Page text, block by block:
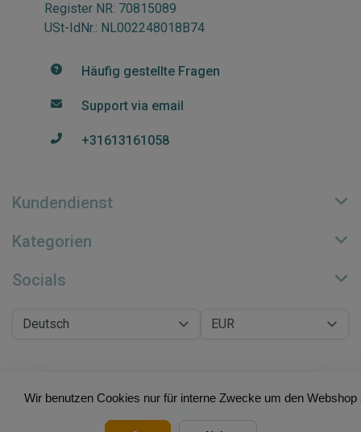
Wir benutzen Cookies nur für interne Zwecke um den
Register NR: 70815089
USt-IdNr.: NL002248018B74
Häufig gestellte Fragen
Support via email
+31613161058
Kundendienst
Kategorien
Socials
© Copyright 2026 Su.B Collection - Theme by Frontlabel -